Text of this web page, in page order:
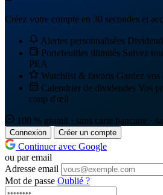
Créez votre compte en 30 secondes et
Alertes personnalisées
Portefeuilles illimités Suivez
PEA
Watchlist & favoris Gardez
Calendrier de dividendes Vos
coup d'œil
100 % gratuit · sans carte bancaire ·
Connexion Créer un compte
Continuer avec Google
ou par email
Adresse email
Mot de passe Oublié ?